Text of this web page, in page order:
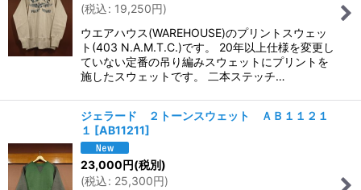
(税込: 19,250円)
ウエアハウス(WAREHOUSE)のプリントスウェッ
ト(403 N.A.M.T.C.)です。 20年以上仕様を変更し
ていない定番の吊り編みスウェットにプリントを
施したスウェットです。 二本ステッチ…
ジェラード ２トーンスウェット ＡＢ１１２１
１ [AB11211]
23,000円(税別)
(税込: 25,300円)